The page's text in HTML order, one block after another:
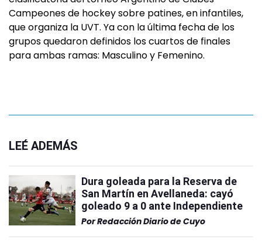
Campeones de hockey sobre patines, en infantiles,
que organiza la UVT. Ya con la última fecha de los
grupos quedaron definidos los cuartos de finales
para ambas ramas: Masculino y Femenino.
LEÉ ADEMÁS
Dura goleada para la Reserva de
San Martín en Avellaneda: cayó
goleado 9 a 0 ante Independiente
PorRedacción Diario de Cuyo